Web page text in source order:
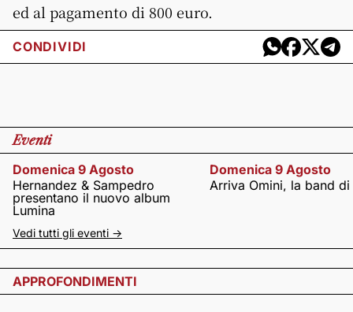
ed al pagamento di 800 euro.
CONDIVIDI
Eventi
Domenica 9 Agosto
Hernandez & Sampedro
presentano il nuovo album
Lumina
Domenica 9 Agosto
Arriva Omini, la band
Vedi tutti gli eventi ->
APPROFONDIMENTI